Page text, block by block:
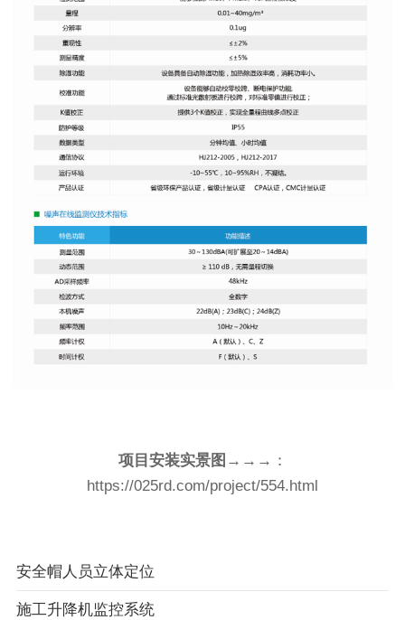
项目安装实景图 → → → ：
https://025rd.com/project/554.html
安全帽人员立体定位
施工升降机监控系统